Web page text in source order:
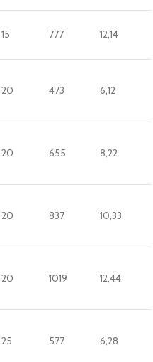
15 777 12,14
20 473 6,12
20 655 8,22
20 837 10,33
20 1019 12,44
25 577 6,28